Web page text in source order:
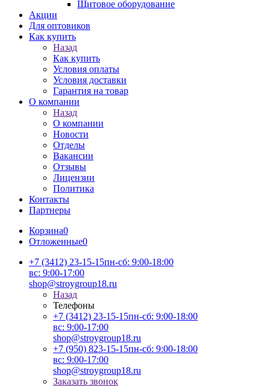
Щитовое оборудование
Акции
Для оптовиков
Как купить
Назад
Как купить
Условия оплаты
Условия доставки
Гарантия на товар
О компании
Назад
О компании
Новости
Отделы
Вакансии
Отзывы
Лицензии
Политика
Контакты
Партнеры
Корзина0
Отложенные0
+7 (3412) 23-15-15пн-сб: 9:00-18:00
вс: 9:00-17:00
shop@stroygroup18.ru
Назад
Телефоны
+7 (3412) 23-15-15пн-сб: 9:00-18:00
вс: 9:00-17:00
shop@stroygroup18.ru
+7 (950) 823-15-15пн-сб: 9:00-18:00
вс: 9:00-17:00
shop@stroygroup18.ru
Заказать звонок